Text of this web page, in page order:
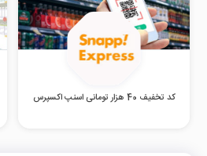
کد تخفیف 40 هزار تومانی اسنپ اکسپرس